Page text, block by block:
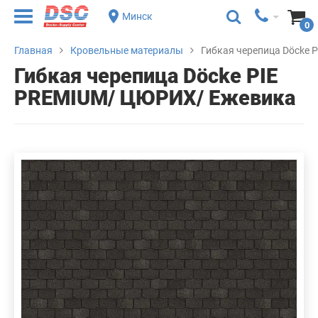
Минск
0
Главная Кровельные материалы Гибкая черепица
Гибкая черепица Döcke PIE
PREMIUM/ ЦЮРИХ/ Ежевика